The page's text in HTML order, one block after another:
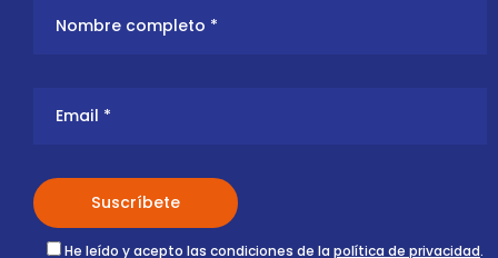
He leído y acepto las condiciones de la política de privacidad.